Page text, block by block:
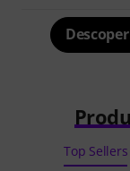
Top Sellers